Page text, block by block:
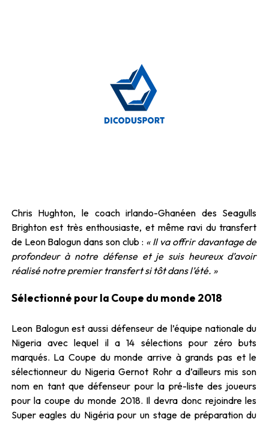
Chris Hughton, le coach irlando-Ghanéen des Seagulls
Brighton est très enthousiaste, et même ravi du transfert
de Leon Balogun dans son club : « Il va offrir davantage de
profondeur à notre défense et je suis heureux d’avoir
réalisé notre premier transfert si tôt dans l’été. »
Sélectionné pour la Coupe du monde 2018
Leon Balogun est aussi défenseur de l’équipe nationale du
Nigeria avec lequel il a 14 sélections pour zéro buts
marqués. La Coupe du monde arrive à grands pas et le
sélectionneur du Nigeria Gernot Rohr a d’ailleurs mis son
nom en tant que défenseur pour la pré-liste des joueurs
pour la coupe du monde 2018. Il devra donc rejoindre les
Super eagles du Nigéria pour un stage de préparation du